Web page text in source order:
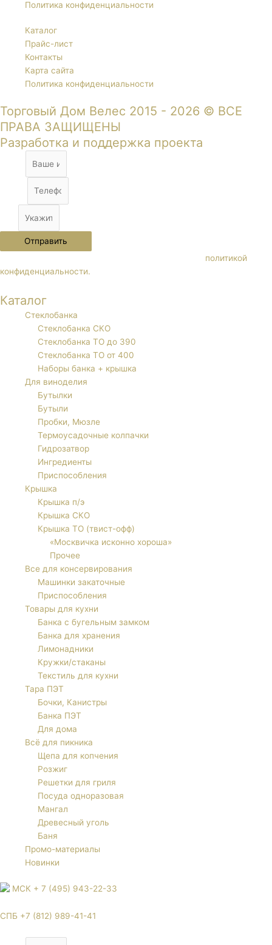
Политика конфиденциальности
Каталог
Прайс-лист
Контакты
Карта сайта
Политика конфиденциальности
Торговый Дом Велес 2015 - 2026 © ВСЕ
ПРАВА ЗАЩИЩЕНЫ
Разработка и поддержка проекта
Отправить
политикой
конфиденциальности.
Каталог
Стеклобанка
Стеклобанка СКО
Стеклобанка ТО до 390
Стеклобанка ТО от 400
Наборы банка + крышка
Для виноделия
Бутылки
Бутыли
Пробки, Мюзле
Термоусадочные колпачки
Гидрозатвор
Ингредиенты
Приспособления
Крышка
Крышка п/э
Крышка СКО
Крышка ТО (твист-офф)
«Москвичка исконно хороша»
Прочее
Все для консервирования
Машинки закаточные
Приспособления
Товары для кухни
Банка с бугельным замком
Банка для хранения
Лимонадники
Кружки/стаканы
Текстиль для кухни
Тара ПЭТ
Бочки, Канистры
Банка ПЭТ
Для дома
Всё для пикника
Щепа для копчения
Розжиг
Решетки для гриля
Посуда одноразовая
Мангал
Древесный уголь
Баня
Промо-материалы
Новинки
МСК + 7 (495) 943-22-33
СПБ +7 (812) 989-41-41